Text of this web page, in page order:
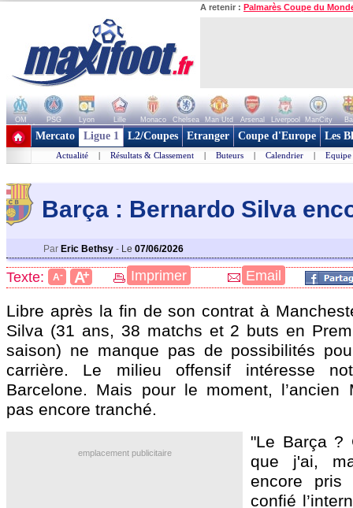
A retenir : Palmarès Coupe du
OM PSG Lyon Lille Monaco Chelsea Man Utd Arsenal Liverpool ManCity
+ de clubs
Mercato Ligue 1 L2/Coupes Etranger Coupe d'Europe Les
Actualité | Résultats & Classement | Buteurs | Calendrier | Equipe
Barça : Bernardo Silva
Par Eric Bethsy - Le 07/06/2026
Texte: A- A+ Imprimer Email
Libre après la fin de son contrat à
Silva (31 ans, 38 matchs et 2 buts en
saison) ne manque pas de possibilités
carrière. Le milieu offensif intéresse
Barcelone. Mais pour le moment, l’ancien
pas encore tranché.
emplacement publicitaire
"Le Barça ?
que j'ai,
encore pris
confié